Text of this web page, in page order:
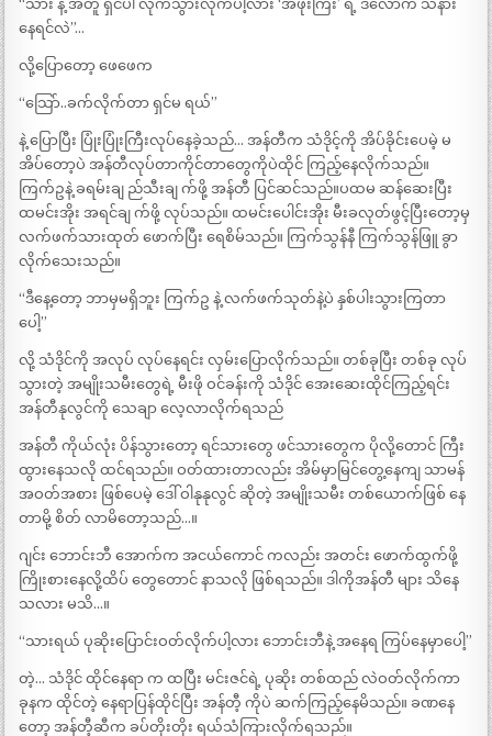
“သား နဲ့ အတူ ရှင်ပါ လိုက်သွားလိုက်ပါ့လား ‘အဖိုးကြီး’ ရဲ့ ဒီလောက် သနား
နေရင်လဲ”…
လို့ပြောတော့ ဖေဖေက
“သြော်..ခက်လိုက်တာ ရှင်မ ရယ်”
နဲ့ ပြောပြီး ပြုံးပြုံးကြီးလုပ်နေခဲ့သည်… အန်တီက သံဒိုင့်ကို အိပ်ခိုင်းပေမဲ့ မ
အိပ်တော့ပဲ အန်တီလုပ်တာကိုင်တာတွေကိုပဲထိုင် ကြည့်နေလိုက်သည်။
ကြက်ဥနဲ့ ခရမ်းချ ည်သီးချ က်ဖို့ အန်တီ ပြင်ဆင်သည်။ပထမ ဆန်ဆေးပြီး
ထမင်းအိုး အရင်ချ က်ဖို့ လုပ်သည်။ ထမင်းပေါင်းအိုး မီးခလုတ်ဖွင့်ပြီးတော့မှ
လက်ဖက်သားထုတ် ဖောက်ပြီး ရေစိမ်သည်။ ကြက်သွန်နီ ကြက်သွန်ဖြူ ခွာ
လိုက်သေးသည်။
“ဒီနေ့တော့ ဘာမှမရှိဘူး ကြက်ဥ နဲ့ လက်ဖက်သုတ်နဲ့ပဲ နှစ်ပါးသွားကြတာ
ပေါ့”
လို့ သံဒိုင်ကို အလုပ် လုပ်နေရင်း လှမ်းပြောလိုက်သည်။ တစ်ခုပြီး တစ်ခု လုပ်
သွားတဲ့ အမျိုးသမီးတွေရဲ့ မီးဖို ဝင်ခန်းကို သံဒိုင် အေးဆေးထိုင်ကြည့်ရင်း
အန်တီနုလွင်ကို သေချာ လေ့လာလိုက်ရသည်
အန်တီ ကိုယ်လုံး ပိန်သွားတော့ ရင်သားတွေ ဖင်သားတွေက ပိုလို့တောင် ကြီး
ထွားနေသလို ထင်ရသည်။ ဝတ်ထားတာလည်း အိမ်မှာမြင်တွေ့နေကျ သာမန်
အဝတ်အစား ဖြစ်ပေမဲ့ ဒေါ် ဝါနုနုလွင် ဆိုတဲ့ အမျိုးသမီး တစ်ယောက်ဖြစ် နေ
တာမို့ စိတ် လာမိတော့သည်…။
ဂျင်း ဘောင်းဘီ အောက်က အငယ်ကောင် ကလည်း အတင်း ဖောက်ထွက်ဖို့
ကြိုးစားနေလို့ထိပ် တွေတောင် နာသလို ဖြစ်ရသည်။ ဒါကိုအန်တီ များ သိနေ
သလား မသိ…။
“သားရယ် ပုဆိုးပြောင်းဝတ်လိုက်ပါ့လား ဘောင်းဘီနဲ့ အနေရ ကြပ်နေမှာပေါ့”
တဲ့… သံဒိုင် ထိုင်နေရာ က ထပြီး မင်းဇင်ရဲ့ ပုဆိုး တစ်ထည် လဲဝတ်လိုက်ကာ
ခုနက ထိုင်တဲ့ နေရာပြန်ထိုင်ပြီး အန်တီ့ ကိုပဲ ဆက်ကြည့်နေမိသည်။ ခဏနေ
တော့ အန်တီ့ဆီက ခပ်တိုးတိုး ရယ်သံကြားလိုက်ရသည်။